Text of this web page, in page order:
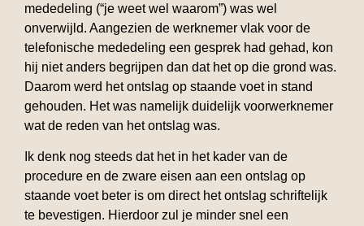
mededeling (“je weet wel waarom”) was wel
onverwijld. Aangezien de werknemer vlak voor de
telefonische mededeling een gesprek had gehad, kon
hij niet anders begrijpen dan dat het op die grond was.
Daarom werd het ontslag op staande voet in stand
gehouden. Het was namelijk duidelijk voorwerknemer
wat de reden van het ontslag was.
Ik denk nog steeds dat het in het kader van de
procedure en de zware eisen aan een ontslag op
staande voet beter is om direct het ontslag schriftelijk
te bevestigen. Hierdoor zul je minder snel een